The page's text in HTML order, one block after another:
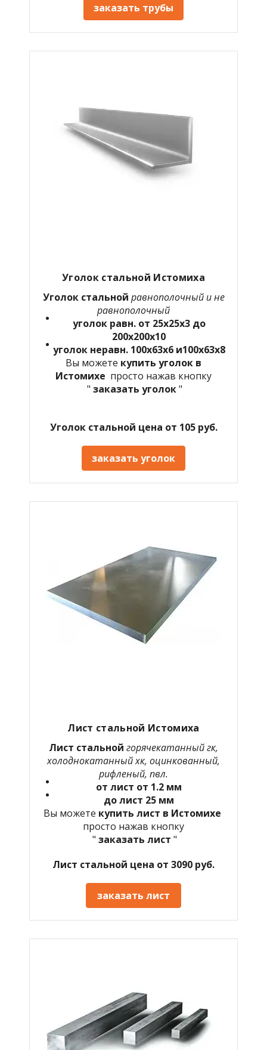
заказать трубы
Уголок стальной Истомиха
Уголок стальной равнополочный и не
равнополочный
уголок равн. от 25х25х3 до
200х200х10
уголок неравн. 100х63х6 и100х63х8
Вы можете купить уголок в
Истомихе просто нажав кнопку
" заказать уголок"
Уголок стальной цена от 105 руб.
заказать уголок
Лист стальной Истомиха
Лист стальной горячекатанный гк,
холоднокатанный хк, оцинкованный,
рифленый, пвл.
от лист от 1.2 мм
до лист 25 мм
Вы можете купить лист в Истомихе
просто нажав кнопку
" заказать лист "
Лист стальной цена от 3090 руб.
заказать лист